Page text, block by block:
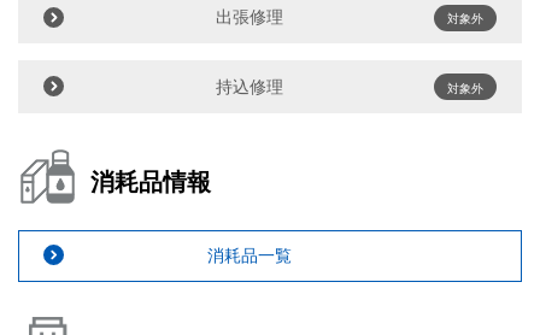
出張修理 対象外
持込修理 対象外
消耗品情報
消耗品一覧